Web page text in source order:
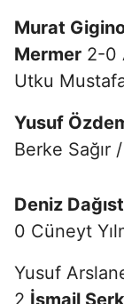
Murat
Mermer 2-0
Utku
Yusuf
Berke Sağır
Deniz
0 Cüneyt
Yusuf